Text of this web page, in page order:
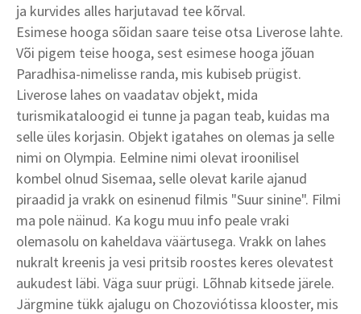
ja kurvides alles harjutavad tee kõrval.
Esimese hooga sõidan saare teise otsa Liverose lahte.
Või pigem teise hooga, sest esimese hooga jõuan
Paradhisa-nimelisse randa, mis kubiseb prügist.
Liverose lahes on vaadatav objekt, mida
turismikataloogid ei tunne ja pagan teab, kuidas ma
selle üles korjasin. Objekt igatahes on olemas ja selle
nimi on Olympia. Eelmine nimi olevat iroonilisel
kombel olnud Sisemaa, selle olevat karile ajanud
piraadid ja vrakk on esinenud filmis "Suur sinine". Filmi
ma pole näinud. Ka kogu muu info peale vraki
olemasolu on kaheldava väärtusega. Vrakk on lahes
nukralt kreenis ja vesi pritsib roostes keres olevatest
aukudest läbi. Väga suur prügi. Lõhnab kitsede järele.
Järgmine tükk ajalugu on Chozoviótissa klooster, mis